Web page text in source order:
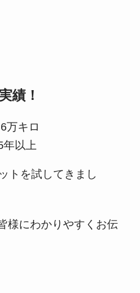
績！
万キロ
以上
トを試してきまし
様にわかりやすくお伝